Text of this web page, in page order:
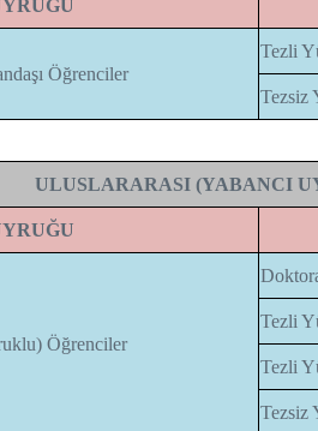
Öğrenciler
Tezli
Tezsiz
ULUSLARARASI (YABANCI
Öğrenciler
Tezli
Tezli
Tezsiz